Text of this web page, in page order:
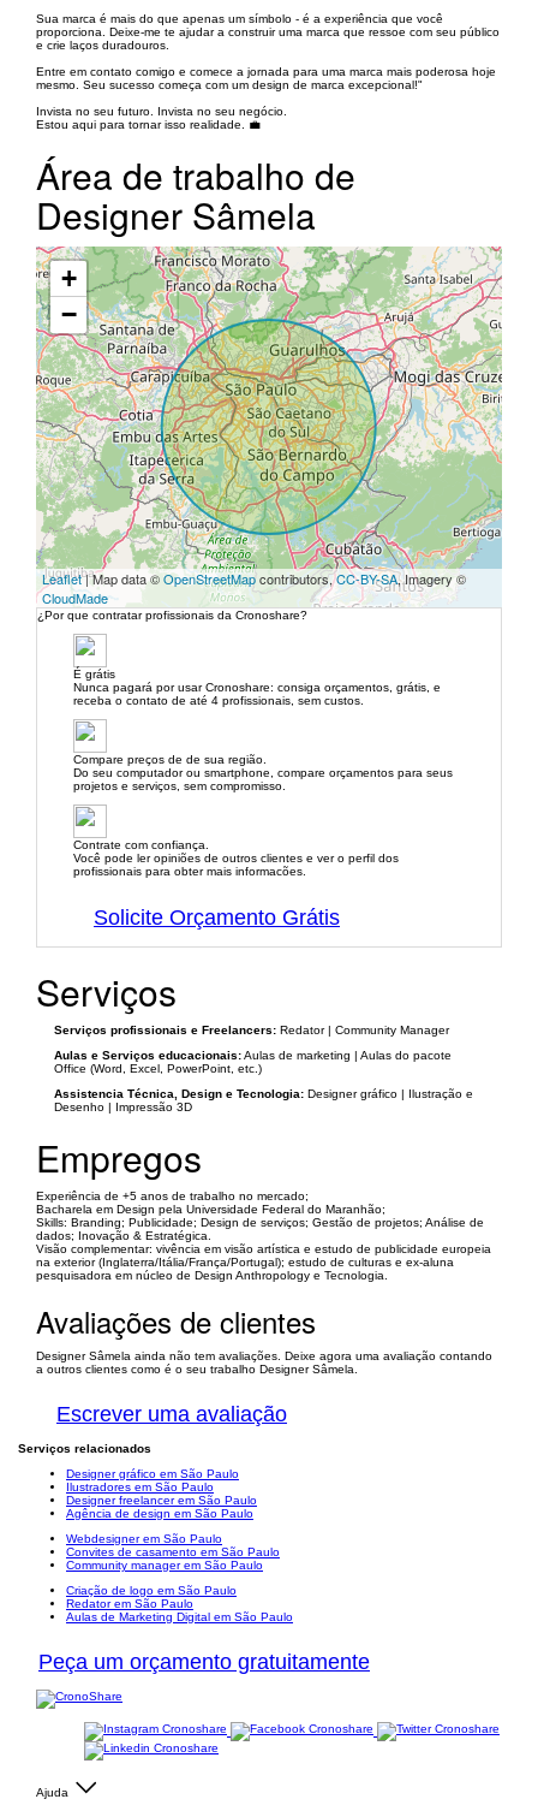
Sua marca é mais do que apenas um símbolo - é a experiência que você
proporciona. Deixe-me te ajudar a construir uma marca que ressoe com seu público
e crie laços duradouros.
Entre em contato comigo e comece a jornada para uma marca mais poderosa hoje
mesmo. Seu sucesso começa com um design de marca excepcional!"
Invista no seu futuro. Invista no seu negócio.
Estou aqui para tornar isso realidade. 💼
Área de trabalho de
Designer Sâmela
+
−
Leaflet| Map data ©OpenStreetMapcontributors,CC-BY-SA, Imagery ©
CloudMade
¿Por que contratar profissionais da Cronoshare?
É grátis
Nunca pagará por usar Cronoshare: consiga orçamentos, grátis, e
receba o contato de até 4 profissionais, sem custos.
Compare preços de de sua região.
Do seu computador ou smartphone, compare orçamentos para seus
projetos e serviços, sem compromisso.
Contrate com confiança.
Você pode ler opiniões de outros clientes e ver o perfil dos
profissionais para obter mais informacões.
Solicite Orçamento Grátis
Serviços
Serviços profissionais e Freelancers: Redator | Community Manager
Aulas e Serviços educacionais:Aulas de marketing | Aulas do pacote
Office (Word, Excel, PowerPoint, etc.)
Assistencia Técnica, Design e Tecnologia: Designer gráfico | Ilustração e
Desenho | Impressão 3D
Empregos
Experiência de +5 anos de trabalho no mercado;
Bacharela em Design pela Universidade Federal do Maranhão;
Skills: Branding; Publicidade; Design de serviços; Gestão de projetos; Análise de
dados; Inovação & Estratégica.
Visão complementar: vivência em visão artística e estudo de publicidade europeia
na exterior (Inglaterra/Itália/França/Portugal); estudo de culturas e ex-aluna
pesquisadora em núcleo de Design Anthropology e Tecnologia.
Avaliações de clientes
Designer Sâmela ainda não tem avaliações. Deixe agora uma avaliação contando
a outros clientes como é o seu trabalho Designer Sâmela.
Escrever uma avaliação
Serviços relacionados
Designer gráfico em São Paulo
Ilustradores em São Paulo
Designer freelancer em São Paulo
Agência de design em São Paulo
Webdesigner em São Paulo
Convites de casamento em São Paulo
Community manager em São Paulo
Criação de logo em São Paulo
Redator em São Paulo
Aulas de Marketing Digital em São Paulo
Peça um orçamento gratuitamente
Ajuda